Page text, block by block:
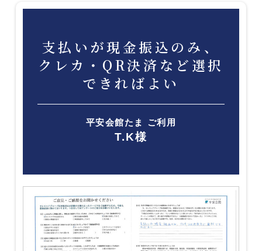
支払いが現金振込のみ、
クレカ・QR決済など選択
できればよい
平安会館たま ご利用
T.K様